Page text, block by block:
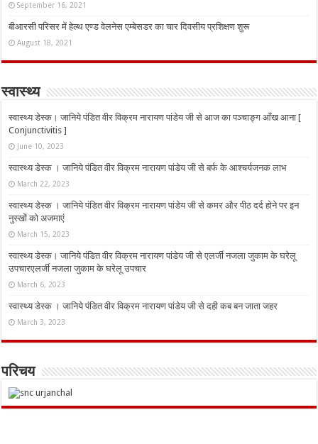
September 16, 2021
बीआरसी परिसर में हेल्थ एण्ड वेलनेस एम्बेसडर का चार दिवसीय प्रशिक्षण शुरू
August 18, 2021
स्वास्थ्य
स्वास्थ्य डेस्क। जानिये पंडित वीर विक्रम नारायण पांडेय जी से आज का पञ्चाङ्ग आँख आना [
Conjunctivitis ]
June 10, 2023
स्वास्थ्य डेस्क । जानिये पंडित वीर विक्रम नारायण पांडेय जी से बर्फ के आश्चर्यजनक लाभ
March 22, 2023
स्वास्थ्य डेस्क । जानिये पंडित वीर विक्रम नारायण पांडेय जी से कमर और पीठ दर्द होने पर इन
नुस्‍खों को अजमाएं
March 15, 2023
स्वास्थ्य डेस्क। जानिये पंडित वीर विक्रम नारायण पांडेय जी से एलर्जी नजला जुकाम के घरेलू
उपचारएलर्जी नजला जुकाम के घरेलू उपचार
March 6, 2023
स्वास्थ्य डेस्क । जानिये पंडित वीर विक्रम नारायण पांडेय जी से दही कब बन जाता जहर
March 3, 2023
परिचय